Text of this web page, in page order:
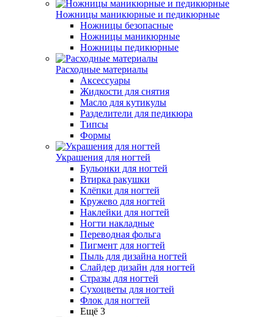
Ножницы маникюрные и педикюрные
Ножницы безопасные
Ножницы маникюрные
Ножницы педикюрные
Расходные материалы
Аксессуары
Жидкости для снятия
Масло для кутикулы
Разделители для педикюра
Типсы
Формы
Украшения для ногтей
Бульонки для ногтей
Втирка ракушки
Клёпки для ногтей
Кружево для ногтей
Наклейки для ногтей
Ногти накладные
Переводная фольга
Пигмент для ногтей
Пыль для дизайна ногтей
Слайдер дизайн для ногтей
Стразы для ногтей
Сухоцветы для ногтей
Флок для ногтей
Ещё 3